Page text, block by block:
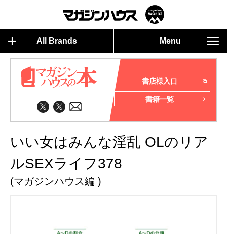
All Brands Menu
書店様入口
書籍一覧
いい女はみんな淫乱 OLのリア
ルSEXライフ378
(マガジンハウス編 )